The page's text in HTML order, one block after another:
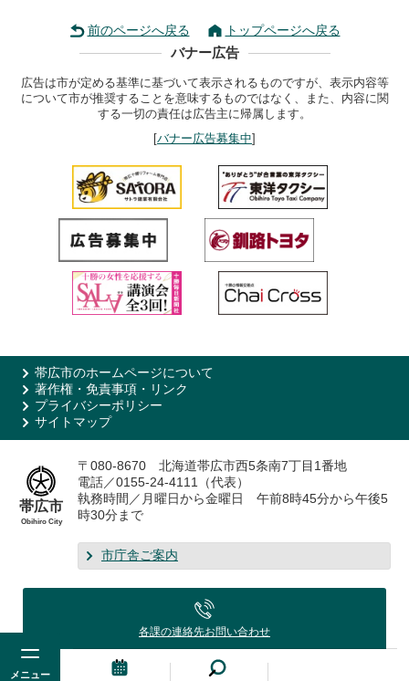
メニュー
前のページへ戻る トップページへ戻る
バナー広告
広告は市が定める基準に基づいて表示されるものですが、表示内容等
について市が推奨することを意味するものではなく、また、内容に関
する一切の責任は広告主に帰属します。
[バナー広告募集中]
帯広市のホームページについて
著作権・免責事項・リンク
プライバシーポリシー
サイトマップ
帯広市
Obihiro City
〒080-8670 北海道帯広市西5条南7丁目1番地
電話／0155-24-4111（代表）
執務時間／月曜日から金曜日 午前8時45分から午後5
時30分まで
市庁舎ご案内
各課の連絡先お問い合わせ